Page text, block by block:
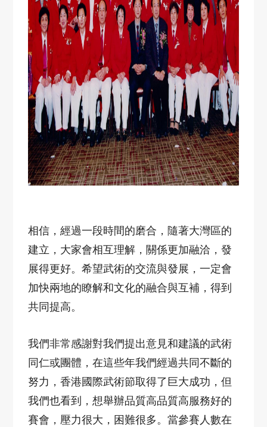
相信，經過一段時間的磨合，隨著大灣區的
建立，大家會相互理解，關係更加融洽，發
展得更好。希望武術的交流與發展，一定會
加快兩地的瞭解和文化的融合與互補，得到
共同提高。
我們非常感謝對我們提出意見和建議的武術
同仁或團體，在這些年我們經過共同不斷的
努力，香港國際武術節取得了巨大成功，但
我們也看到，想舉辦品質高品質高服務好的
賽會，壓力很大，困難很多。當參賽人數在